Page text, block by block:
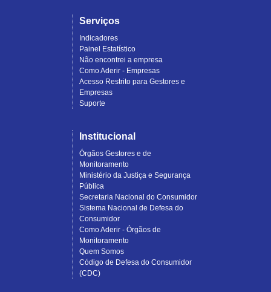
Serviços
Indicadores
Painel Estatístico
Não encontrei a empresa
Como Aderir - Empresas
Acesso Restrito para Gestores e
Empresas
Suporte
Institucional
Órgãos Gestores e de
Monitoramento
Ministério da Justiça e Segurança
Pública
Secretaria Nacional do Consumidor
Sistema Nacional de Defesa do
Consumidor
Como Aderir - Órgãos de
Monitoramento
Quem Somos
Código de Defesa do Consumidor
(CDC)